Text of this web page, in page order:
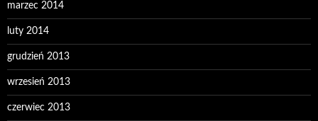
marzec 2014
luty 2014
grudzień 2013
wrzesień 2013
czerwiec 2013